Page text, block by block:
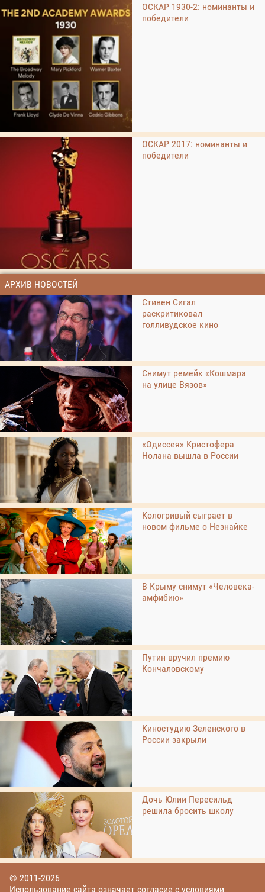
ОСКАР 1930-2: номинанты и
победители
ОСКАР 2017: номинанты и
победители
АРХИВ НОВОСТЕЙ
Стивен Сигал
раскритиковал
голливудское кино
Снимут ремейк «Кошмара
на улице Вязов»
«Одиссея» Кристофера
Нолана вышла в России
Кологривый сыграет в
новом фильме о Незнайке
В Крыму снимут «Человека-
амфибию»
Путин вручил премию
Кончаловскому
Киностудию Зеленского в
России закрыли
Дочь Юлии Пересильд
решила бросить школу
© 2011-2026
Использование сайта означает согласие с условиями